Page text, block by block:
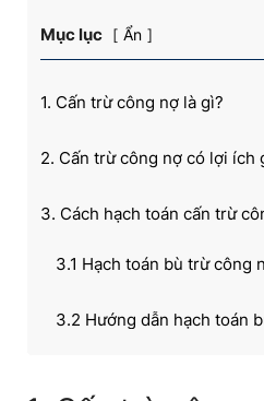
Mục lục Ẩn
1. Cấn trừ công nợ là gì?
2. Cấn trừ công nợ có lợi ích
3. Cách hạch toán cấn trừ
3.1 Hạch toán bù trừ công
3.2 Hướng dẫn hạch toán